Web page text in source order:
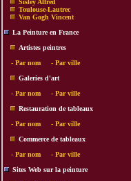
Sisley Alfred
Toulouse-Lautrec
Van Gogh Vincent
La Peinture en France
Artistes peintres
- Par nom - Par ville
Galeries d'art
- Par nom - Par ville
Restauration de tableaux
- Par nom - Par ville
Commerce de tableaux
- Par nom - Par ville
Sites Web sur la peinture